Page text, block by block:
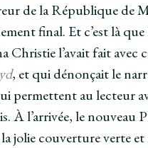
de la République de
final. Et c’est là
l’avait fait avec
, et qui dénonçait le
permettent au lecteur
À l’arrivée, le nouveau
jolie couverture verte et